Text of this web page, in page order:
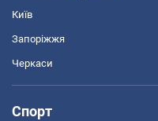
Київ
Запоріжжя
Черкаси
Спорт